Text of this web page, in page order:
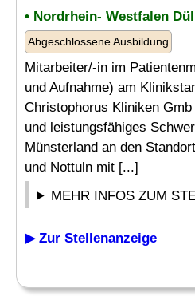
• Nordrhein- Westfalen
Abgeschlossene Ausbildung
Mitarbeiter/-in im
und Aufnahme) am
Christophorus Kliniken
und leistungsfähiges
Münsterland an den
und Nottuln mit [...]
MEHR INFOS ZUM
▶ Zur Stellenanzeige